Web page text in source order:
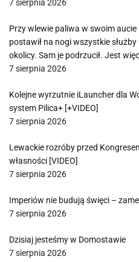
7 sierpnia 2026
Przy wlewie paliwa w swoim aucie
postawił na nogi wszystkie
okolicy. Sam je podrzucił. Jest
7 sierpnia 2026
Kolejne wyrzutnie iLauncher dla
system Pilica+ [+VIDEO]
7 sierpnia 2026
Lewackie rozróby przed
własności [VIDEO]
7 sierpnia 2026
Imperiów nie budują święci –
7 sierpnia 2026
Dzisiaj jesteśmy w Domostawie
7 sierpnia 2026